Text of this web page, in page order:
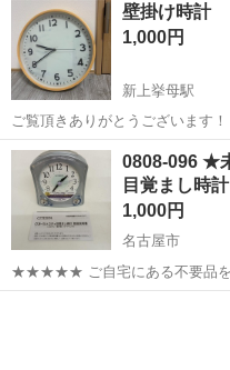
壁掛け時計
1,000円
新上挙母駅
ご覧頂きありがとうございます
サイズは32cmの奥行4.5cmです
愛知 豊田市 新上挙母駅
0808-096 ★
目覚まし時計
1,000円
名古屋市
★★★★★ ご自宅にある不要品を
みしませんか？ 家電、趣味・ス